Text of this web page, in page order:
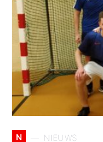
N NIEUWS